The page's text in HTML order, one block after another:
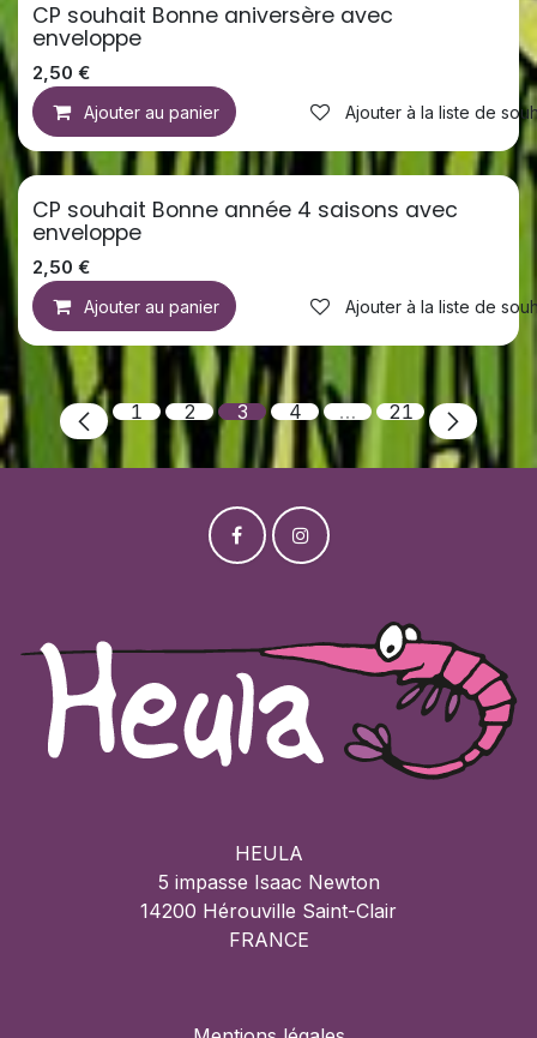
CP souhait Bonne aniversère avec
enveloppe
2,50 €
Ajouter au panier Ajouter à la liste de
CP souhait Bonne année 4 saisons avec
enveloppe
2,50 €
Ajouter au panier Ajouter à la liste de
1 2 3 4 … 21
HEULA
5 impasse Isaac Newton
14200 Hérouville Saint-Clair
FRANCE